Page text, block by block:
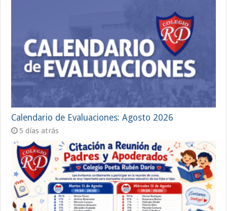
Calendario de Evaluaciones: Agosto 2026
5 días atrás